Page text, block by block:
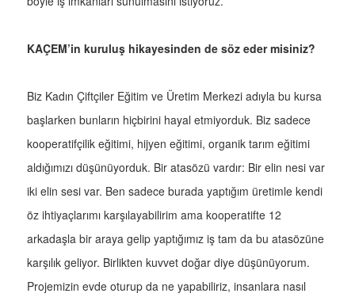
KAÇEM’in kuruluş hikayesinden de söz eder misiniz?
Biz Kadın Çiftçiler Eğitim ve Üretim Merkezi adıyla bu kursa
başlarken bunların hiçbirini hayal etmiyorduk. Biz sadece
kooperatifçilik eğitimi, hijyen eğitimi, organik tarım eğitimi
aldığımızı düşünüyorduk. Bir atasözü vardır: Bir elin nesi var
iki elin sesi var. Ben sadece burada yaptığım üretimle kendi
öz ihtiyaçlarımı karşılayabilirim ama kooperatifte 12
arkadaşla bir araya gelip yaptığımız iş tam da bu atasözüne
karşılık geliyor. Birlikten kuvvet doğar diye düşünüyorum.
Projemizin evde oturup da ne yapabiliriz, insanlara nasıl